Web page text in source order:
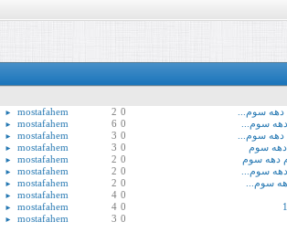
سوم... 2
mostafahem
►
سوم...
6
mostafahem
►
سوم...
3
mostafahem
►
سوم
3
mostafahem
►
دهه سوم
2
mostafahem
►
سوم...
2
mostafahem
►
سوم...
2
mostafahem
►
4
mostafahem
►
4
mostafahem
►
3
mostafahem
►